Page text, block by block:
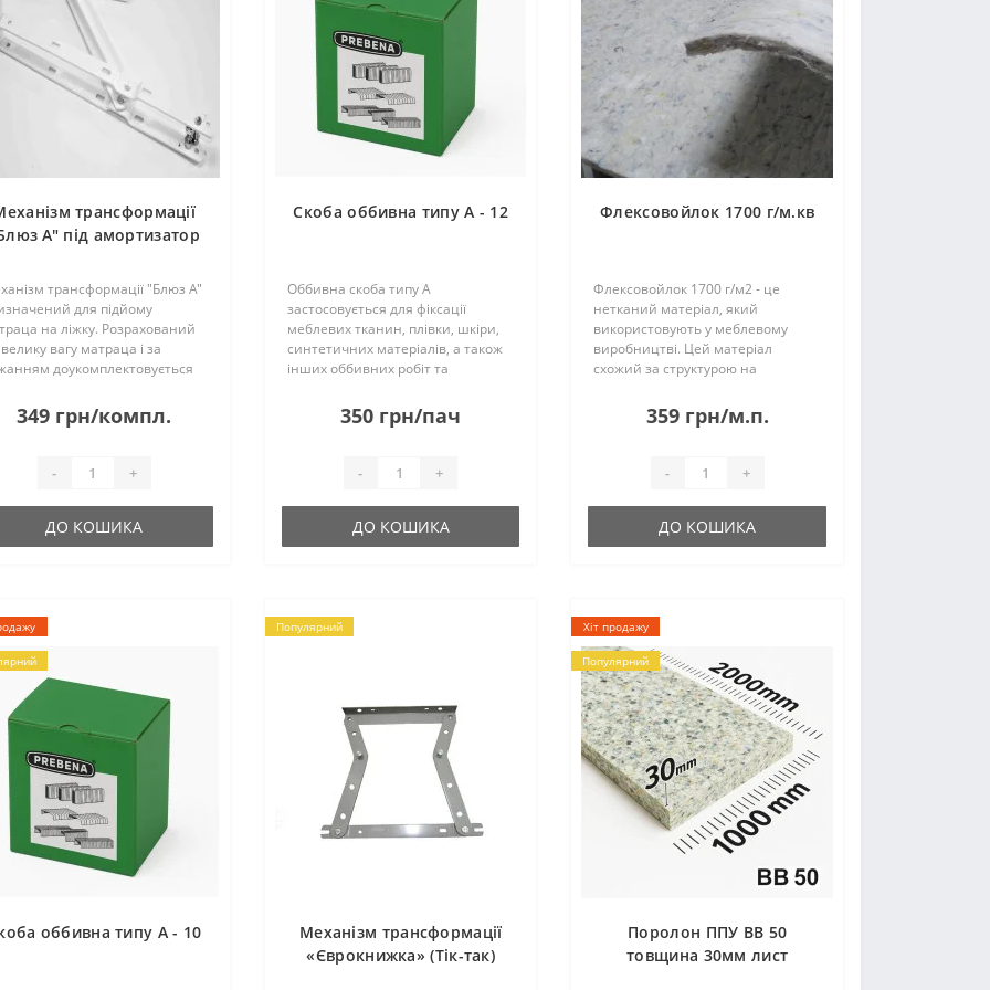
трансформації
А" під амортизатор
трансформації "Блюз А"
для підйому
на ліжку. Розрахований
вагу матраца і за
доукомплектовується
як для підйому
в основі якого
349 грн/компл.
- +
ДО КОШИКА
Скоба оббивна типу A - 12
Оббивна скоба типу A
застосовується для фіксації
меблевих тканин, плівки, шкіри,
синтетичних матеріалів, а також
інших оббивних робіт та
Продається упаковками та
ящиками, в 1 ящику - 10 упаковок.
350 грн/пач
- +
ДО КОШИКА
Флексовойлок 1700 г/м.кв
Флексовойлок 1700 г/м2 - це
нетканий матеріал, який
використовують у меблевому
виробництві. Цей матеріал
схожий за структурою на
застосовують її в основному
замість поролону. Такий підхід
зменшити собів..
359 грн/м.п.
- +
ДО КОШИКА
оббивна типу A - 10
Популярний
Механізм трансформації
«Єврокнижка» (Тік-так)
Хіт продажу
Популярний
Поролон ППУ ВВ 50
товщина 30мм лист